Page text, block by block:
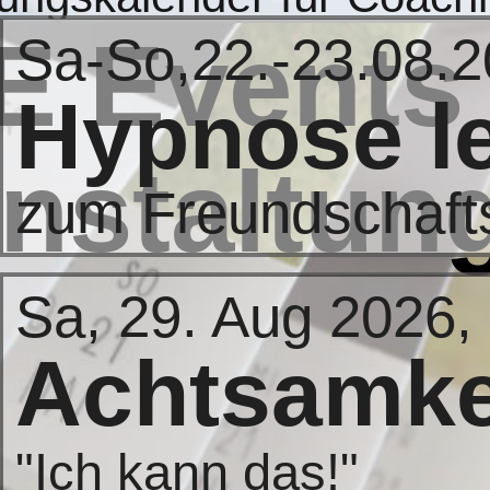
Sa-So,22.-
Hypnose
zum
Sa, 29. Aug 2026,
"Ich kann das!"